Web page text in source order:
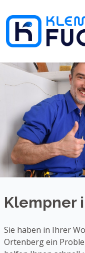
Klempner
Sie haben in Ihrer
Ortenberg ein